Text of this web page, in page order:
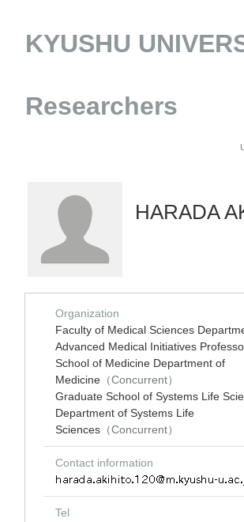
KYUSHU
Researchers
HARADA
Organization
Faculty of Medical Sciences
Advanced Medical Initiatives
School of Medicine Department of
Medicine （Concurrent）
Graduate School of Systems Life
Department of Systems Life
Sciences （Concurrent）
Contact information
Tel